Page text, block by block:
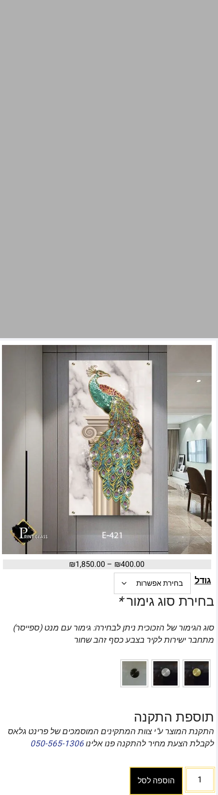
₪400.00
–
₪1,850.00
גודל
בחירת סוג גימור*
סוג הגימור של הזכוכית ניתן לבחירה: גימור עם מנט (ספייסר)
מתחבר ישירות לקיר בצבע כסף זהב שחור
תוספת התקנה
התקנת המוצר ע"י צוות המתקינים המוסמכים של פרינט גלאס
לקבלת הצעת מחיר להתקנה פנו אלינו050-565-1306
הוספה לסל